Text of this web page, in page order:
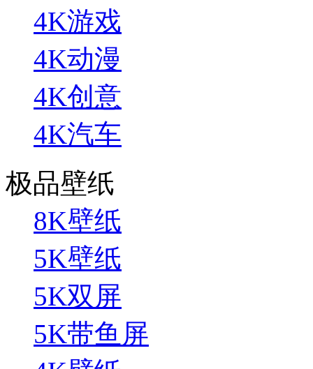
4K游戏
4K动漫
4K创意
4K汽车
极品壁纸
8K壁纸
5K壁纸
5K双屏
5K带鱼屏